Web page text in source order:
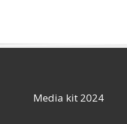
Media kit 2024